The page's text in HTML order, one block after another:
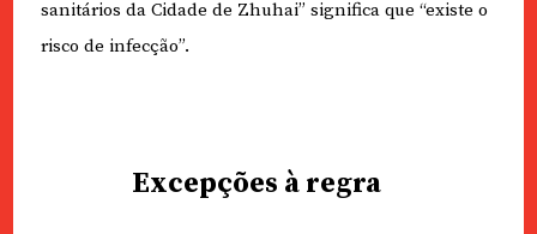
sanitários da Cidade de Zhuhai” significa que “existe o
risco de infecção”.
Excepções à regra